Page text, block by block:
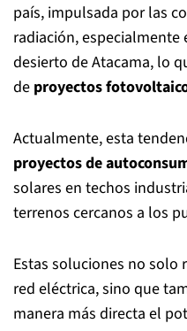
país, impulsada por las
radiación, especialmente
desierto de Atacama, lo
de proyectos
Actualmente, esta
proyectos de
solares en techos
terrenos cercanos a los
Estas soluciones no solo
red eléctrica, sino que
manera más directa el